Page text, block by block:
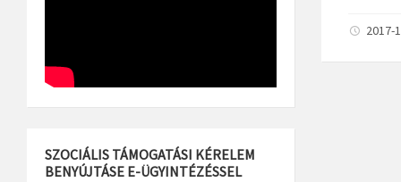
2017-
SZOCIÁLIS TÁMOGATÁSI KÉRELEM
BENYÚJTÁSE E-ÜGYINTÉZÉSSEL